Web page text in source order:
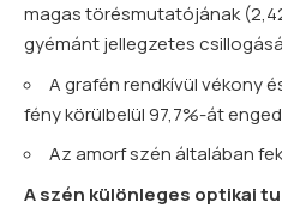
magas törésmutatójának
gyémánt jellegzetes
A grafén rendkívül vékony
fény körülbelül 97,7%-át
Az amorf szén általában
A szén különleges optikai